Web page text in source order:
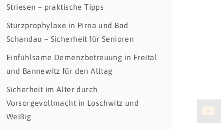
Striesen – praktische Tipps
Sturzprophylaxe in Pirna und Bad
Schandau – Sicherheit für Senioren
Einfühlsame Demenzbetreuung in Freital
und Bannewitz für den Alltag
Sicherheit im Alter durch
Vorsorgevollmacht in Loschwitz und
Weißig